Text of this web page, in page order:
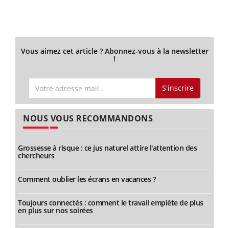
Vous aimez cet article ? Abonnez-vous à la newsletter
!
S'inscrire
NOUS VOUS RECOMMANDONS
Grossesse à risque : ce jus naturel attire l'attention des
chercheurs
Comment oublier les écrans en vacances ?
Toujours connectés : comment le travail empiète de plus
en plus sur nos soirées